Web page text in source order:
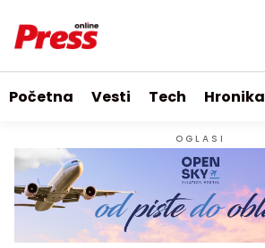
Početna Vesti Tech Hronika
OGLASI